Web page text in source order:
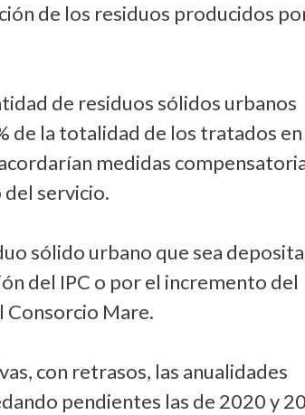
de los residuos producidos
de residuos sólidos urbanos
de la totalidad de los tratados
medidas
servicio.
sólido urbano que sea
del IPC o por el incremento del
Consorcio Mare.
con retrasos, las anualidades
pendientes las de 2020 y